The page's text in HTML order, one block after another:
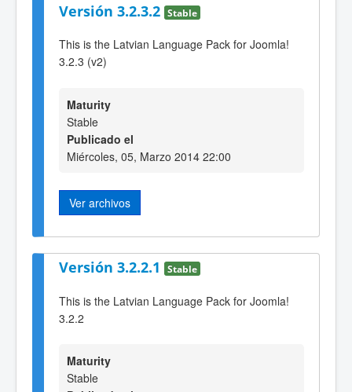
Versión 3.2.3.2 Stable
This is the Latvian Language Pack for Joomla!
3.2.3 (v2)
Maturity
Stable
Publicado el
Miércoles, 05, Marzo 2014 22:00
Ver archivos
Versión 3.2.2.1 Stable
This is the Latvian Language Pack for Joomla!
3.2.2
Maturity
Stable